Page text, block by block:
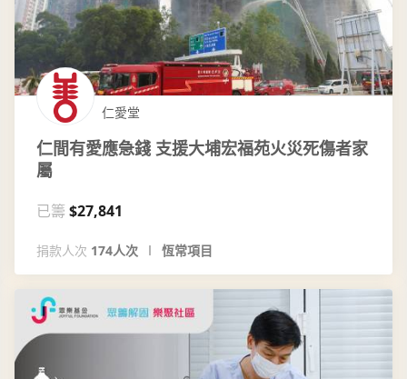
仁愛堂
仁間有愛應急錢 支援大埔宏福苑火災死傷者家
屬
已籌 $27,841
捐款人次 174人次 恆常項目